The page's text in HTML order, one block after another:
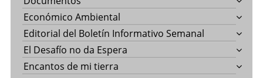
Económico Ambiental
Editorial del Boletín Informativo Semanal
El Desafío no da Espera
Encantos de mi tierra